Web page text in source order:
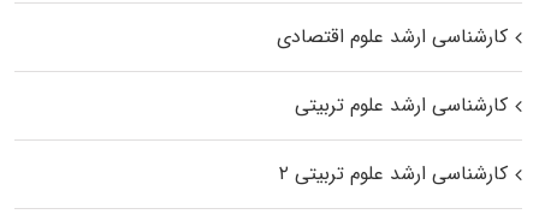
کارشناسی ارشد علوم اقتصادی
کارشناسی ارشد علوم تربیتی
کارشناسی ارشد علوم تربیتی ۲